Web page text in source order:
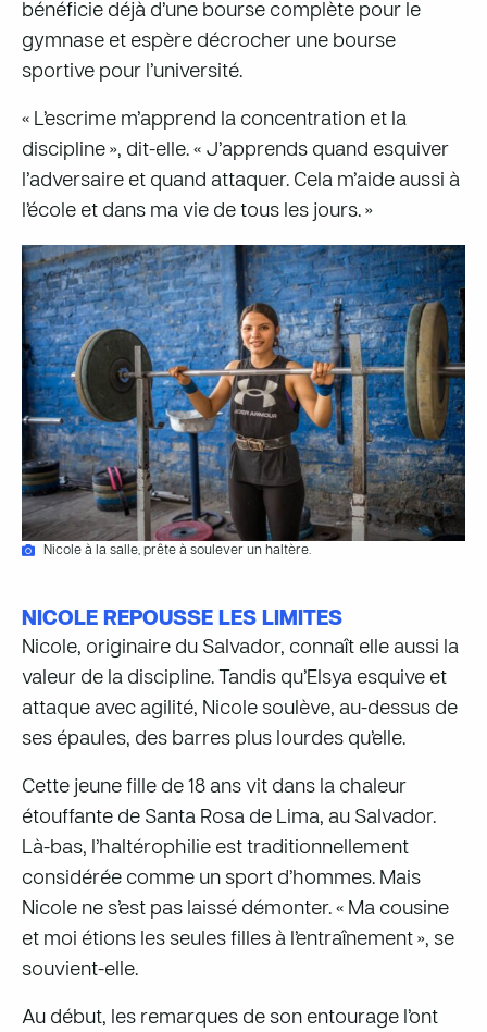
bénéficie déjà d’une bourse complète pour le
gymnase et espère décrocher une bourse
sportive pour l’université.
« L’escrime m’apprend la concentration et la
discipline », dit-elle. « J’apprends quand esquiver
l’adversaire et quand attaquer. Cela m’aide aussi à
l’école et dans ma vie de tous les jours. »
Nicole à la salle, prête à soulever un haltère.
NICOLE REPOUSSE LES LIMITES
Nicole, originaire du Salvador, connaît elle aussi la
valeur de la discipline. Tandis qu’Elsya esquive et
attaque avec agilité, Nicole soulève, au-dessus de
ses épaules, des barres plus lourdes qu’elle.
Cette jeune fille de 18 ans vit dans la chaleur
étouffante de Santa Rosa de Lima, au Salvador.
Là-bas, l’haltérophilie est traditionnellement
considérée comme un sport d’hommes. Mais
Nicole ne s’est pas laissé démonter. « Ma cousine
et moi étions les seules filles à l’entraînement », se
souvient-elle.
Au début, les remarques de son entourage l’ont